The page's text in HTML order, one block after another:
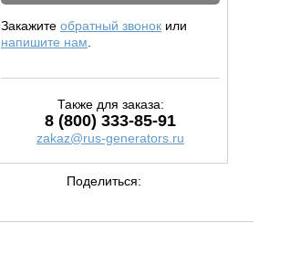
Закажите обратный звонок или
напишите нам.
Также для заказа:
8 (800) 333-85-91
zakaz@rus-generators.ru
Поделиться: